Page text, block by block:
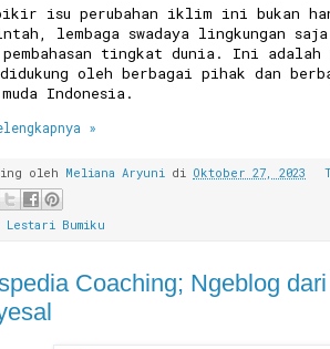
isu perubahan iklim ini bukan
lembaga swadaya lingkungan saja
pembahasan tingkat dunia. Ini adalah
oleh berbagai pihak dan
Indonesia.
»
oleh Meliana Aryuni di Oktober 27, 2023
Lestari Bumiku
Coaching; Ngeblog